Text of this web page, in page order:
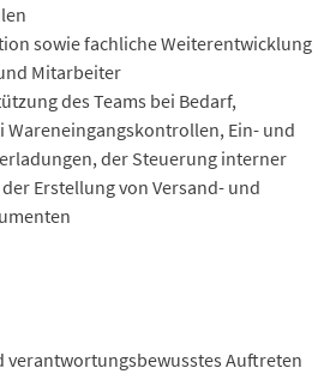
sowie fachliche Weiterentwicklung
Mitarbeiter
des Teams bei Bedarf,
Wareneingangskontrollen, Ein- und
der Steuerung interner
Erstellung von Versand- und
verantwortungsbewusstes Auftreten